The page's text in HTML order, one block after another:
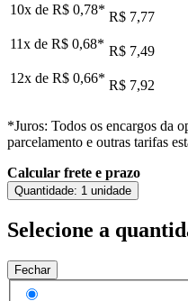
10x de R$ 0,78* R$ 7,77
11x de R$ 0,68* R$ 7,49
12x de R$ 0,66* R$ 7,92
*Juros: Todos os encargos da
parcelamento e outras tarifas
Calcular frete e prazo
Quantidade: 1 unidade
Selecione a
Fechar